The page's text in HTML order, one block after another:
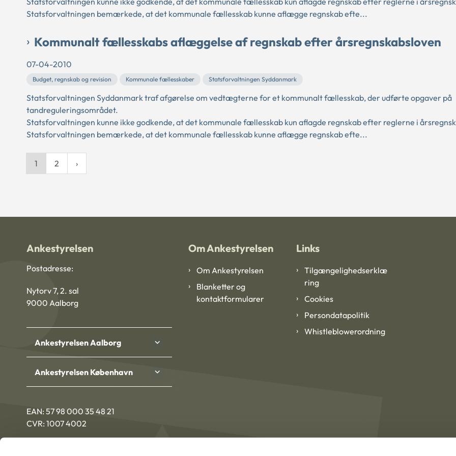
Statsforvaltningen bemærkede, at det kommunale fællesskab kunne aflægge regnskab efte...
Kommunalt fællesskabs aflæggelse af regnskab efter årsregnskabsloven
07-04-2010
Budget, regnskab og revision Kommunale fællesskaber Statsforvaltningen Syddanmark
Statsforvaltningen Syddanmark traf afgørelse om vedtægterne for et kommunalt fællesskab, der udførte opgaver på
tandreguleringsområdet.
Statsforvaltningen kunne ikke godkende, at det kommunale fællesskab kun aflagde regnskab efter reglerne i
Statsforvaltningen bemærkede, at det kommunale fællesskab kunne aflægge regnskab efte...
1 2
Ankestyrelsen
Postadresse:
Nytorv 7, 2. sal
9000 Aalborg
Ankestyrelsen Aalborg
Ankestyrelsen København
EAN: 57 98 000 35 48 21
CVR: 1007 4002
Om Ankestyrelsen
Om Ankestyrelsen
Blanketter og
kontaktformularer
Links
Tilgængelighedserklæ
ring
Cookies
Persondatapolitik
Whistleblowerordning